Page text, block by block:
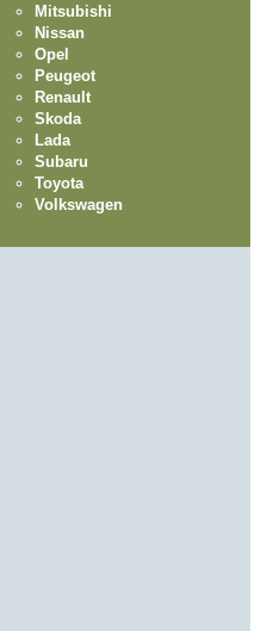
Mitsubishi
Nissan
Opel
Peugeot
Renault
Skoda
Lada
Subaru
Toyota
Volkswagen